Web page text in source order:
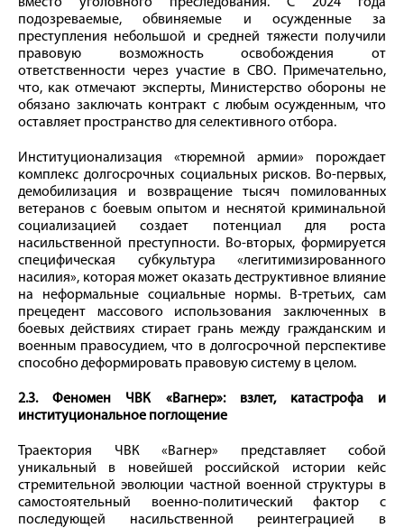
подозреваемые, обвиняемые и осужденные за
преступления небольшой и средней тяжести получили
правовую возможность освобождения от
ответственности через участие в СВО. Примечательно,
что, как отмечают эксперты, Министерство обороны не
обязано заключать контракт с любым осужденным, что
оставляет пространство для селективного отбора.
Институционализация «тюремной армии» порождает
комплекс долгосрочных социальных рисков. Во-первых,
демобилизация и возвращение тысяч помилованных
ветеранов с боевым опытом и неснятой криминальной
социализацией создает потенциал для роста
насильственной преступности. Во-вторых, формируется
специфическая субкультура «легитимизированного
насилия», которая может оказать деструктивное влияние
на неформальные социальные нормы. В-третьих, сам
прецедент массового использования заключенных в
боевых действиях стирает грань между гражданским и
военным правосудием, что в долгосрочной перспективе
способно деформировать правовую систему в целом.
2.3. Феномен ЧВК «Вагнер»: взлет, катастрофа и
институциональное поглощение
Траектория ЧВК «Вагнер» представляет собой
уникальный в новейшей российской истории кейс
стремительной эволюции частной военной структуры в
самостоятельный военно-политический фактор с
последующей насильственной реинтеграцией в